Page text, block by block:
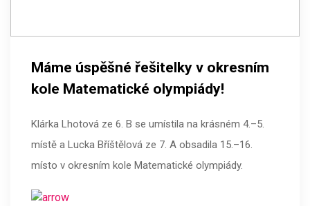
Máme úspěšné řešitelky v okresním
kole Matematické olympiády!
Klárka Lhotová ze 6. B se umístila na krásném 4.–5.
místě a Lucka Bříštělová ze 7. A obsadila 15.–16.
místo v okresním kole Matematické olympiády.